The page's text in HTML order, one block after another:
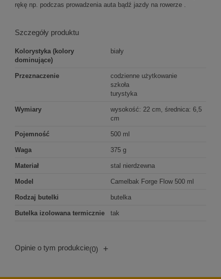
rękę np. podczas prowadzenia auta bądź jazdy na rowerze .
Szczegóły produktu
Kolorystyka (kolory
dominujące)
biały
Przeznaczenie
codzienne użytkowanie
szkoła
turystyka
Wymiary
wysokość: 22 cm, średnica: 6,5
cm
Pojemność 500 ml
Waga 375 g
Materiał stal nierdzewna
Model Camelbak Forge Flow 500 ml
Rodzaj butelki butelka
Butelka izolowana termicznie tak
Opinie o tym produkcie(0) +